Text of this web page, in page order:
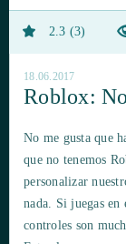
2.3 3
18.06.2017
Roblox:
No me gusta que
que no tenemos
personalizar
nada. Si juegas
controles son